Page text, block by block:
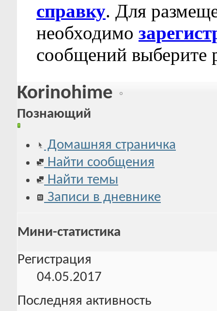
справку. Для
необходимо
сообщений выберите
Korinohime
Познающий
Домашняя страничка
Найти сообщения
Найти темы
Записи в дневнике
Мини-статистика
Регистрация
04.05.2017
Последняя активность